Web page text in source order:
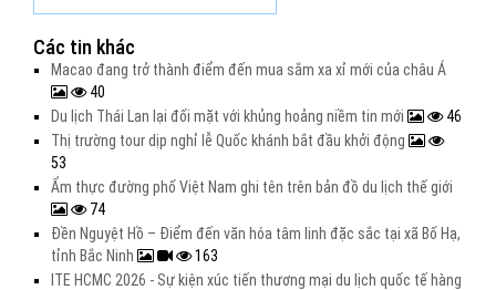
Các tin khác
Macao đang trở thành điểm đến mua sắm xa xỉ mới của châu Á
40
Du lịch Thái Lan lại đối mặt với khủng hoảng niềm tin mới
46
Thị trường tour dịp nghỉ lễ Quốc khánh bắt đầu khởi động
53
Ẩm thực đường phố Việt Nam ghi tên trên bản đồ du lịch thế giới
74
Đền Nguyệt Hồ – Điểm đến văn hóa tâm linh đặc sắc tại xã Bố Hạ,
tỉnh Bắc Ninh
163
ITE HCMC 2026 - Sự kiện xúc tiến thương mại du lịch quốc tế hàng